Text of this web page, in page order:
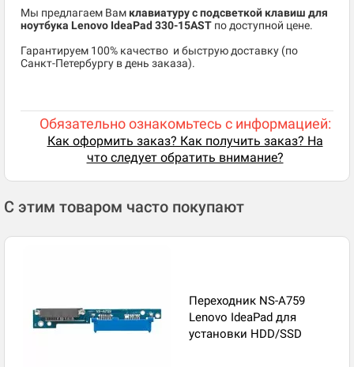
Мы предлагаем Вам клавиатуру с подсветкой клавиш для
ноутбука Lenovo IdeaPad 330-15AST по доступной цене.
​Гарантируем 100% качество и быструю доставку (по
Санкт-Петербургу в день заказа).
Обязательно ознакомьтесь с информацией:
Как оформить заказ? Как получить заказ? На
что следует обратить внимание?
С этим товаром часто покупают
Переходник NS-A759
Lenovo IdeaPad для
установки HDD/SSD